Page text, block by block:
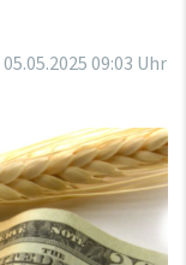
05.05.202509:03 Uhr